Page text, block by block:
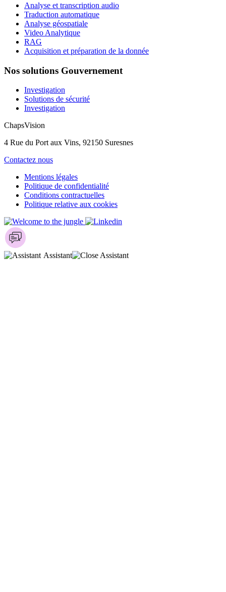
Analyse et transcription audio
Traduction automatique
Analyse géospatiale
Video Analytique
RAG
Acquisition et préparation de la donnée
Nos solutions Gouvernement
Investigation
Solutions de sécurité
Investigation
ChapsVision
4 Rue du Port aux Vins, 92150 Suresnes
Contactez nous
Mentions légales
Politique de confidentialité
Conditions contractuelles
Politique relative aux cookies
Assistant